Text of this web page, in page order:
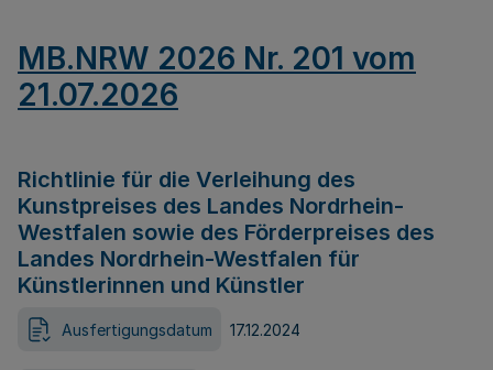
MB.NRW 2026 Nr. 201 vom
21.07.2026
Richtlinie für die Verleihung des
Kunstpreises des Landes Nordrhein-
Westfalen sowie des Förderpreises des
Landes Nordrhein-Westfalen für
Künstlerinnen und Künstler
Ausfertigungsdatum 17.12.2024